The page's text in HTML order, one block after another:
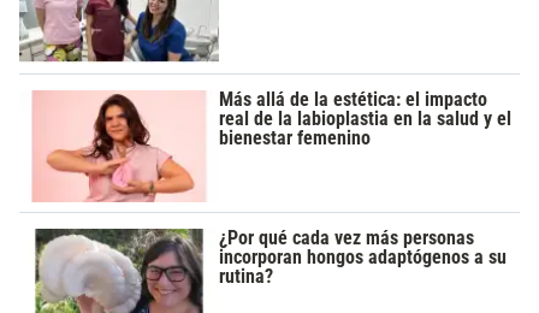
Más allá de la estética: el impacto
real de la labioplastia en la salud y el
bienestar femenino
¿Por qué cada vez más personas
incorporan hongos adaptógenos a su
rutina?